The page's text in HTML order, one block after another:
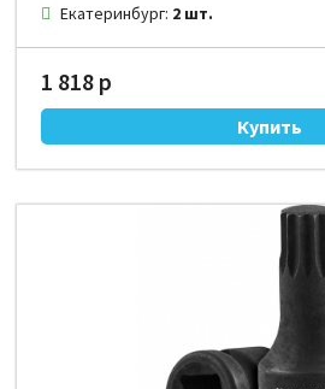
Екатеринбург: 2 шт.
1 818 р